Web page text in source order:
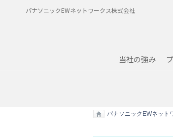
パナソニックEWネットワークス株式会社
当社の強み
パナソニックEWネット